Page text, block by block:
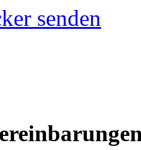
senden